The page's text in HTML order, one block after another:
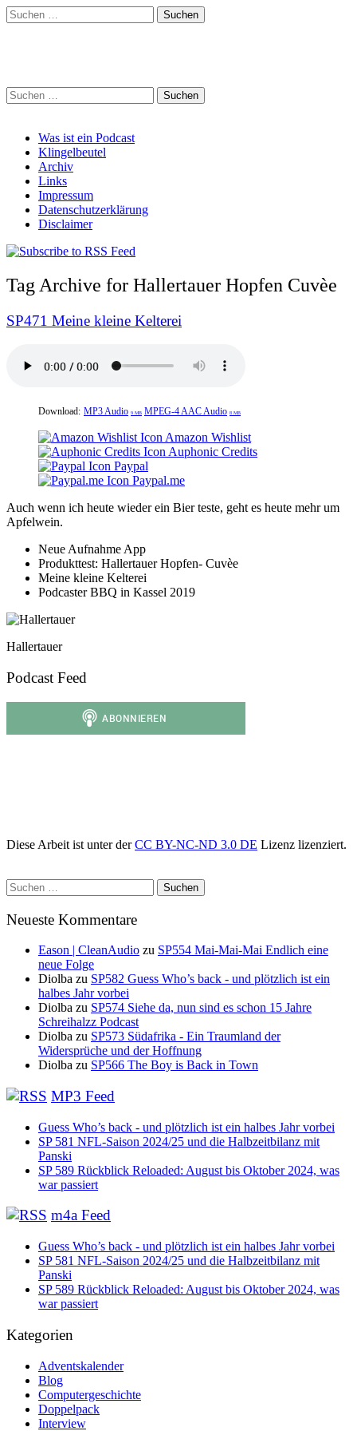
Suchen
nach:
Suchen
nach:
Main
menu
Skip
content
Was ist ein Podcast
Klingelbeutel
Archiv
Links
Impressum
Datenschutzerklärung
Disclaimer
Tag Archive for Hallertauer Hopfen Cuvèe
SP471 Meine kleine Kelterei
Download: MP3 Audio 9 MB MPEG-4 AAC Audio 8 MB
Amazon Wishlist
Auphonic Credits
Paypal
Paypal.me
Auch wenn ich heute wieder ein Bier teste, geht es heute mehr um
Apfelwein.
Neue Aufnahme App
Produkttest: Hallertauer Hopfen- Cuvèe
Meine kleine Kelterei
Podcaster BBQ in Kassel 2019
Hallertauer
Podcast Feed
Diese Arbeit ist unter derCC BY-NC-ND 3.0 DE Lizenz lizenziert.
Suchen
nach:
Neueste Kommentare
Eason | CleanAudio zu SP554 Mai-Mai-Mai Endlich eine
neue Folge
Diolba zu SP582 Guess Who’s back - und plötzlich ist ein
halbes Jahr vorbei
Diolba zu SP574 Siehe da, nun sind es schon 15 Jahre
Schreihalzz Podcast
Diolba zu SP573 Südafrika - Ein Traumland der
Widersprüche und der Hoffnung
Diolba zu SP566 The Boy is Back in Town
MP3 Feed
Guess Who’s back - und plötzlich ist ein halbes Jahr vorbei
SP 581 NFL-Saison 2024/25 und die Halbzeitbilanz mit
Panski
SP 589 Rückblick Reloaded: August bis Oktober 2024, was
war passiert
m4a Feed
Guess Who’s back - und plötzlich ist ein halbes Jahr vorbei
SP 581 NFL-Saison 2024/25 und die Halbzeitbilanz mit
Panski
SP 589 Rückblick Reloaded: August bis Oktober 2024, was
war passiert
Kategorien
Adventskalender
Blog
Computergeschichte
Doppelpack
Interview